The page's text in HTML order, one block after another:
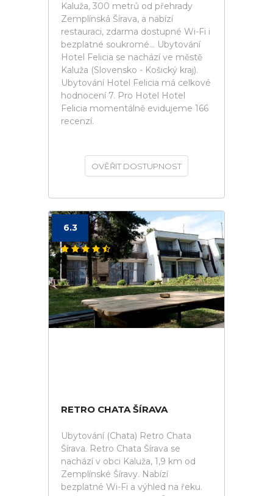
Kaluža, 300 metrů od přehrady
Zemplínská Šírava, a nabízí
restauraci, zdarma dostupné Wi-Fi i
bezplatné soukromé... Ubytování
Hotel Felicia se nachází ve městě
Kaluža (Slovensko - Košický kraj).
Ubytování Hotel Felicia má celkové
hodnocení 7. Pro Hotel Hotel
Felicia momentálně evidujeme 166
recenzí.
OVĚŘIT DOSTUPNOST
6.3
RETRO CHATA ŠÍRAVA
Ubytování (Chata) Retro Chata
Šírava. Retro Chata Šírava se
nachází v obci Kaluža, 1,9 km od
Zemplínské Šíravy. Nabízí
bezplatné Wi-Fi a výhled na řeku.